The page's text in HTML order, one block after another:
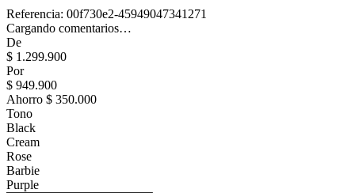
Referencia: 00f730e2-45949047341271
Cargando comentarios…
De
$ 1.299.900
Por
$ 949.900
Ahorro $ 350.000
Tono
Black
Cream
Rose
Barbie
Purple